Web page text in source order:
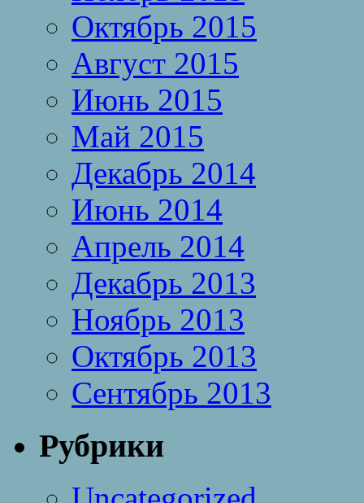
Октябрь 2015
Август 2015
Июнь 2015
Май 2015
Декабрь 2014
Июнь 2014
Апрель 2014
Декабрь 2013
Ноябрь 2013
Октябрь 2013
Сентябрь 2013
Рубрики